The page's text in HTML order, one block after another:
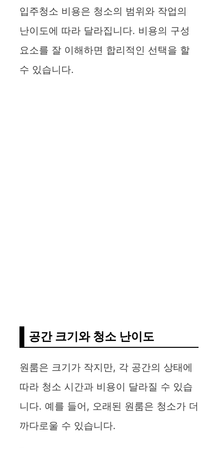
입주청소 비용은 청소의 범위와 작업의
난이도에 따라 달라집니다. 비용의 구성
요소를 잘 이해하면 합리적인 선택을 할
수 있습니다.
공간 크기와 청소 난이도
원룸은 크기가 작지만, 각 공간의 상태에
따라 청소 시간과 비용이 달라질 수 있습
니다. 예를 들어, 오래된 원룸은 청소가 더
까다로울 수 있습니다.